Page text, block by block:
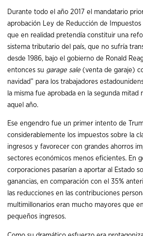
Durante todo el año 2017 el mandatario
aprobación Ley de Reducción de Impuestos
que en realidad pretendía constituir una
sistema tributario del país, que no sufría
desde 1986, bajo el gobierno de Ronald
entonces su garage sale (venta de garaje)
navidad” para los trabajadores
la misma fue aprobada en la segunda mitad
aquel año.
Ese engendro fue un primer intento de
considerablemente los impuestos sobre la
ingresos y favorecer con grandes ahorros
sectores económicos menos eficientes. En
corporaciones pasarían a aportar al Estado
ganancias, en comparación con el 35%
las reducciones en las contribuciones
multimillonarios eran mucho mayores que
pequeños ingresos.